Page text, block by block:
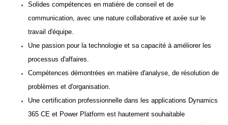
Solides compétences en matière de conseil et de
communication, avec une nature collaborative et axée sur le
travail d'équipe.
Une passion pour la technologie et sa capacité à améliorer les
processus d'affaires.
Compétences démontrées en matière d'analyse, de résolution de
problèmes et d'organisation.
Une certification professionnelle dans les applications Dynamics
365 CE et Power Platform est hautement souhaitable